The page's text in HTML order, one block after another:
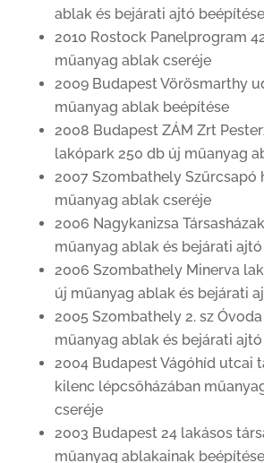
ablak és bejárati ajtó beépítése
2010 Rostock Panelprogram
műanyag ablak cseréje
2009 Budapest Vörösmarthy
műanyag ablak beépítése
2008 Budapest ZÁM Zrt
lakópark 250 db új műanyag
2007 Szombathely Szűrcsapó
műanyag ablak cseréje
2006 Nagykanizsa
műanyag ablak és bejárati
2006 Szombathely Minerva
új műanyag ablak és bejárati
2005 Szombathely 2. sz
műanyag ablak és bejárati
2004 Budapest Vágóhíd utcai
kilenc lépcsőházában
cseréje
2003 Budapest 24 lakásos
műanyag ablakainak beépítése